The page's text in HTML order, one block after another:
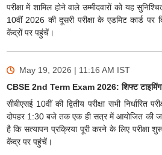
परीक्षा में शामिल होने वाले उम्मीदवारों को यह
10वीं 2026 की दूसरी परीक्षा के एडमिट कार्ड पर
केंद्रों पर पहुंचें।
May 19, 2026 | 11:16 AM IST
CBSE 2nd Term Exam 2026: शिफ्ट टाइमिंग
सीबीएसई 10वीं की द्वितीय परीक्षा सभी
दोपहर 1:30 बजे तक एक ही सत्र में आयोजित की जा
है कि सत्यापन प्रक्रिया पूरी करने के लिए
केंद्र पर पहुंचें।